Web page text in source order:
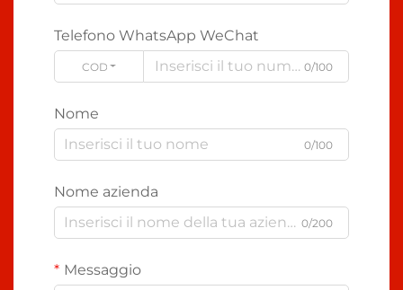
Telefono WhatsApp WeChat
CODE 0/100
Nome
0/100
Nome azienda
0/200
Messaggio